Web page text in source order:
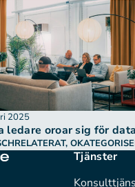
2025
ledare oroar sig för
,
Tjänster